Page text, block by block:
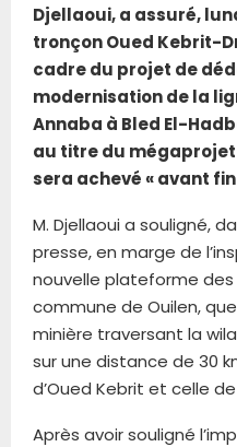
Djellaoui, a assuré,
tronçon Oued Kebrit-
cadre du projet de
modernisation de la
Annaba à Bled El-
au titre du
sera achevé « avant
M. Djellaoui a souligné,
presse, en marge de
nouvelle plateforme
commune de Ouilen,
minière traversant la
sur une distance de 30
d’Oued Kebrit et celle
Après avoir souligné